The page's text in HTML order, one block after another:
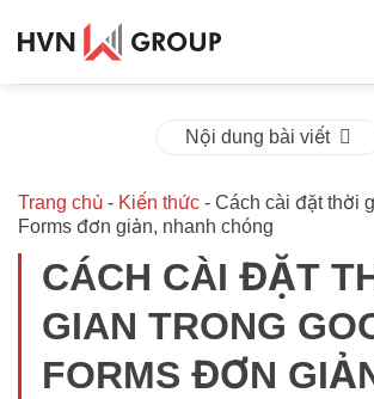
qua
nội
dung
Nội dung bài viết
Trang chủ - Kiến thức - Cách cài đặt thời
Forms đơn giản, nhanh chóng
CÁCH CÀI ĐẶT
GIAN TRONG
FORMS ĐƠN